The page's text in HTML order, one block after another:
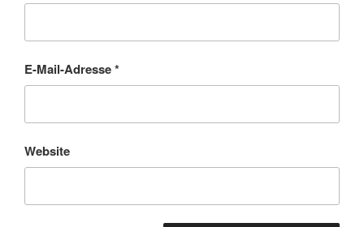
E-Mail-Adresse*
Website